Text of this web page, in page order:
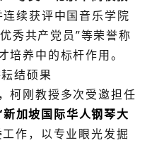
连续获评中国音乐学院
秀共产党员”等荣誉称
培养中的标杆作用。
结硕果
柯刚教授多次受邀担任
加坡国际华人钢琴大
作，以专业眼光发掘